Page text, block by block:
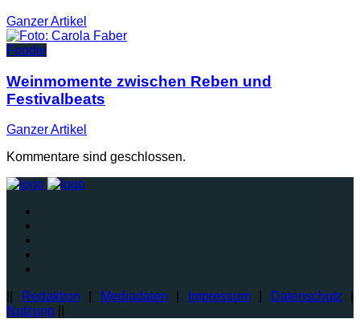
GanzerArtikel
Foodie
Weinmomente zwischen Reben und
Festivalbeats
GanzerArtikel
Kommentare sind geschlossen.
Redaktion Mediadaten Impressum| Datenschutz
Nutzung